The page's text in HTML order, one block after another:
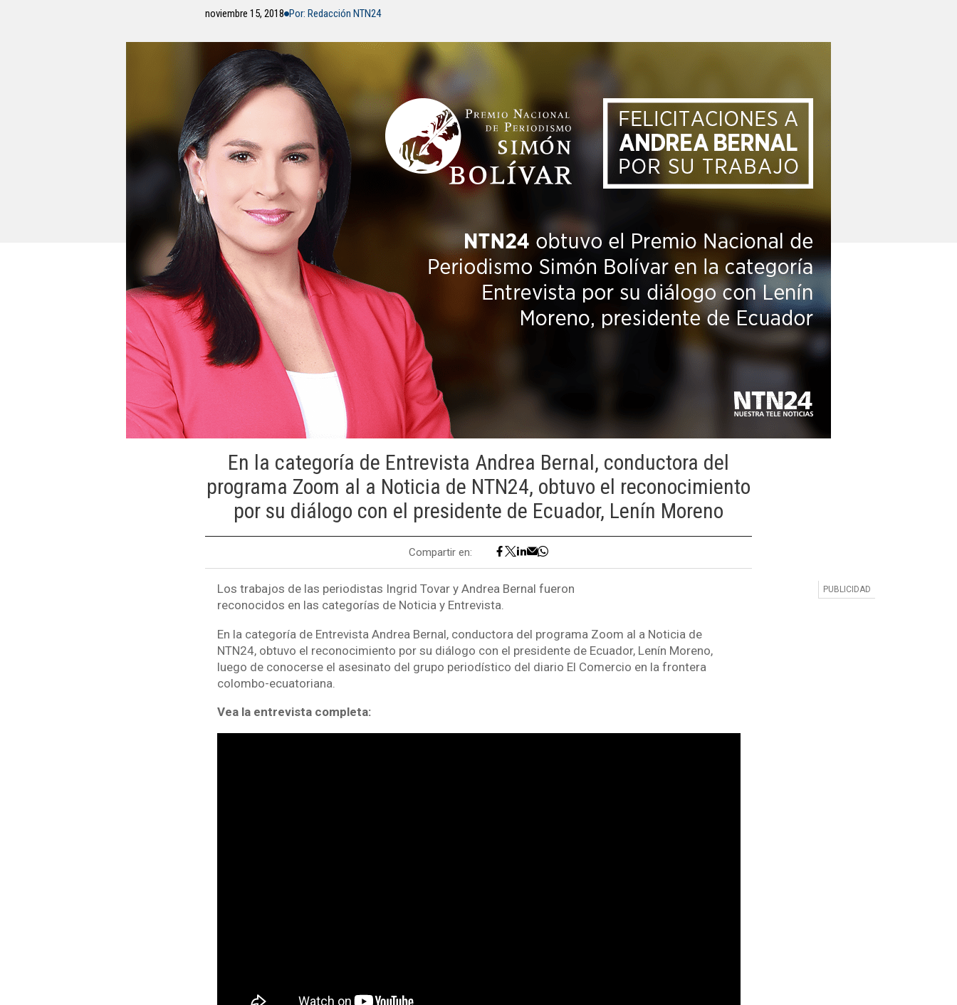
noviembre 15, 2018 Por: Redacción NTN24
En la categoría de Entrevista Andrea Bernal, conductora del
programa Zoom al a Noticia de NTN24, obtuvo el reconocimiento
por su diálogo con el presidente de Ecuador, Lenín Moreno
Compartir en:
Los trabajos de las periodistas Ingrid Tovar y Andrea Bernal fueron
reconocidos en las categorías de Noticia y Entrevista.
En la categoría de Entrevista Andrea Bernal, conductora del programa Zoom al a Noticia de
NTN24, obtuvo el reconocimiento por su diálogo con el presidente de Ecuador, Lenín Moreno,
luego de conocerse el asesinato del grupo periodístico del diario El Comercio en la frontera
colombo-ecuatoriana.
Vea la entrevista completa: